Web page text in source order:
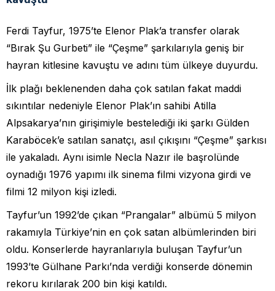
Ferdi Tayfur, 1975’te Elenor Plak’a transfer olarak
“Bırak Şu Gurbeti” ile “Çeşme” şarkılarıyla geniş bir
hayran kitlesine kavuştu ve adını tüm ülkeye duyurdu.
İlk plağı beklenenden daha çok satılan fakat maddi
sıkıntılar nedeniyle Elenor Plak’ın sahibi Atilla
Alpsakarya’nın girişimiyle bestelediği iki şarkı Gülden
Karaböcek’e satılan sanatçı, asıl çıkışını “Çeşme” şarkısı
ile yakaladı. Aynı isimle Necla Nazır ile başrolünde
oynadığı 1976 yapımı ilk sinema filmi vizyona girdi ve
filmi 12 milyon kişi izledi.
Tayfur’un 1992’de çıkan “Prangalar” albümü 5 milyon
rakamıyla Türkiye’nin en çok satan albümlerinden biri
oldu. Konserlerde hayranlarıyla buluşan Tayfur’un
1993’te Gülhane Parkı’nda verdiği konserde dönemin
rekoru kırılarak 200 bin kişi katıldı.